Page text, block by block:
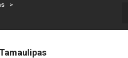
>
Lo mejor del